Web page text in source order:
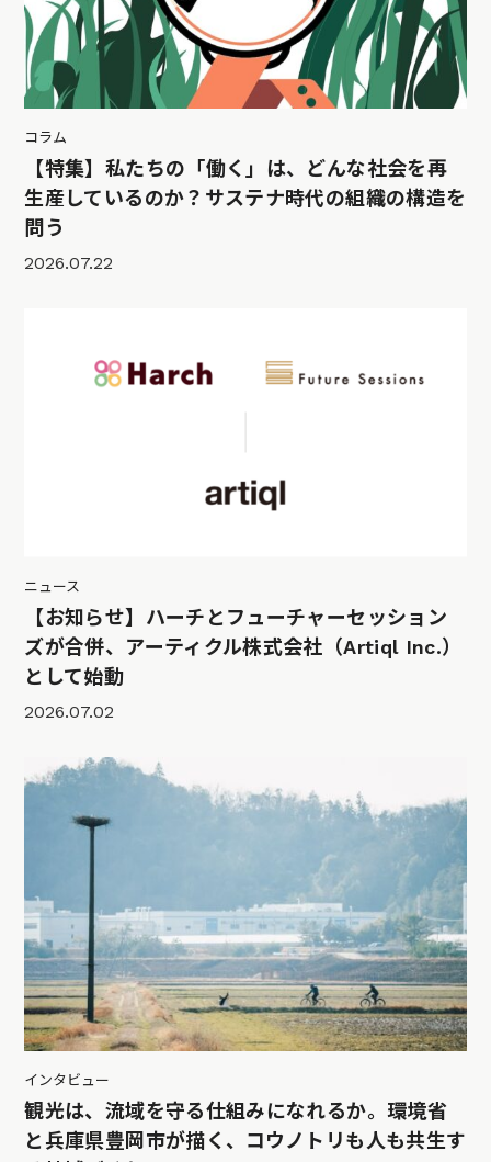
コラム
【特集】私たちの「働く」は、どんな社会を再
生産しているのか？サステナ時代の組織の構造を
問う
2026.07.22
ニュース
【お知らせ】ハーチとフューチャーセッション
ズが合併、アーティクル株式会社（Artiql Inc.）
として始動
2026.07.02
インタビュー
観光は、流域を守る仕組みになれるか。環境省
と兵庫県豊岡市が描く、コウノトリも人も共生す